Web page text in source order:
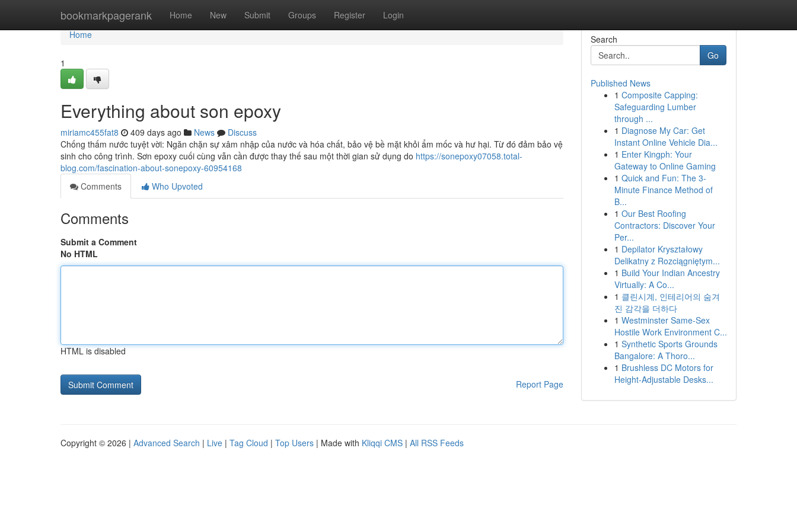
bookmarkpagerank Home New Submit Groups Register Login
Home
Home
1
Everything about son epoxy
miriamc455fat8 409 days ago News
Discuss
Chống thấm nước tuyệt vời: Ngăn chặn sự xâm nhập của nước và hóa chất, bảo vệ bề mặt khỏi ẩm mốc và hư hại. Từ đó đảm bảo vệ
sinh cho công trình. Sơn epoxy cuối cùng vẫn cần được thay thế sau một thời gian sử dụng do https://sonepoxy07058.total-
blog.com/fascination-about-sonepoxy-60954168
Comments
Who Upvoted
Comments
Submit a Comment
No HTML
HTML is disabled
Report Page
Search
Go
Published News
1 Composite Capping:
Safeguarding Lumber
through ...
1 Diagnose My Car: Get
Instant Online Vehicle Dia...
1 Enter Kingph: Your
Gateway to Online Gaming
1 Quick and Fun: The 3-
Minute Finance Method of
B...
1 Our Best Roofing
Contractors: Discover Your
Per...
1 Depilator Kryształowy
Delikatny z Rozciągniętym...
1 Build Your Indian Ancestry
Virtually: A Co...
1 클린시계, 인테리어의 숨겨
진 감각을 더하다
1 Westminster Same-Sex
Hostile Work Environment C...
1 Synthetic Sports Grounds
Bangalore: A Thoro...
1 Brushless DC Motors for
Height-Adjustable Desks...
Copyright © 2026 | Advanced Search | Live | Tag Cloud | Top Users | Made with Kliqqi CMS | All RSS Feeds